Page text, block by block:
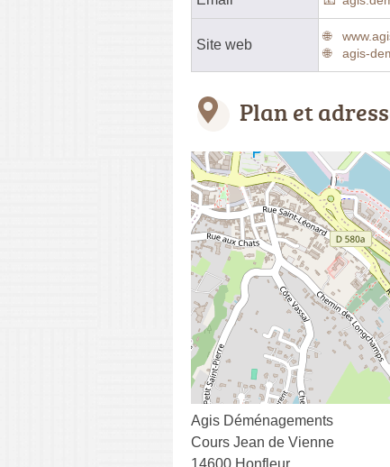
Site web
agis-
Plan et
Agis Déménagements
Cours Jean de Vienne
14600 Honfleur